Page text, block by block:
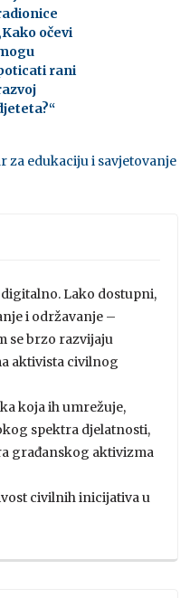
očevi
rani
za edukaciju i savjetovanje
Lako dostupni,
i održavanje –
se brzo razvijaju
aktivista civilnog
koja ih umrežuje,
spektra djelatnosti,
građanskog aktivizma
civilnih inicijativa u